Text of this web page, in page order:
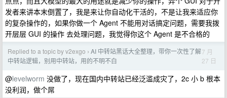
发者来讲本末倒置了，我是来让你自动化干活的，不是让我来适应你
的复杂操作的，如果你做一个 Agent 不能用对话搞定问题，需要我拨
开层层 GUI 的操作 去处理问题，我觉得你这个 Agent 是不合格的
Replied to a topic by v2exgo › AI 中转站黑话大全整理，带你一次性了解
中转站逻辑，别用中转站，用的不明不白
7 月
27 日
@levelworm 没做了，现在国内中转站已经泛滥成灾了，2c 小 b 根本
没利润，做个屌